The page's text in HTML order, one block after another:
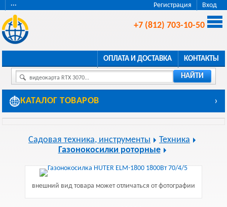
Регистрация Вход
···
+7 (812) 703-10-50
ОПЛАТА И ДОСТАВКА КОНТАКТЫ
видеокарта RTX 3070... НАЙТИ
КАТАЛОГ ТОВАРОВ ›
Садовая техника, инструменты
Техника
Газонокосилки роторные
внешний вид товара может отличаться от фотографии